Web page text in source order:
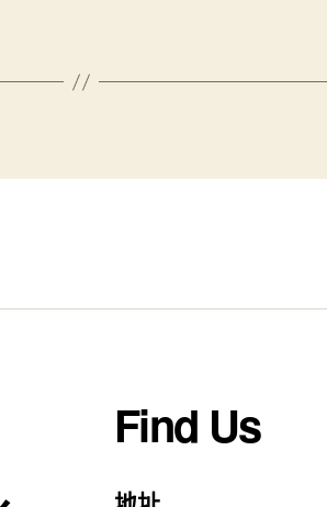
Find Us